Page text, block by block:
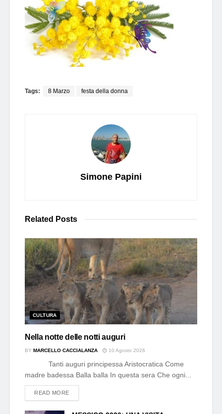
Tags: 8 Marzo festa della donna
Simone Papini
Related Posts
CULTURA
Nella notte delle notti auguri
BY MARCELLO CACCIALANZA 10 Agosto 2026
Tanti auguri principessa Aristocratica Come
madre badessa Balla balla In questa sera Che ogni...
READ MOREDETAILS